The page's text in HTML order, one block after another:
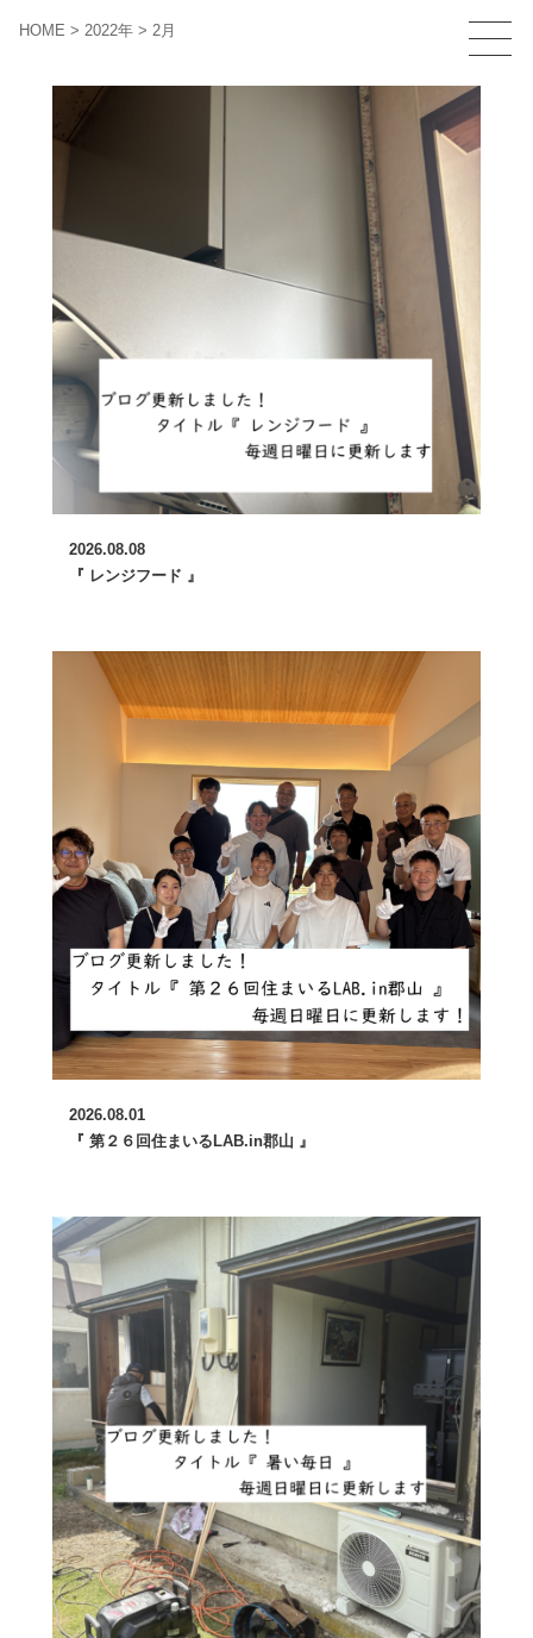
HOME > 2022年 > 2月
2026.08.08
『 レンジフード 』
2026.08.01
『 第２６回住まいるLAB.in郡山 』